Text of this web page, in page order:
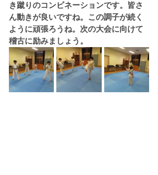
き蹴りのコンビネーションです。皆さ
ん動きが良いですね。この調子が続く
ように頑張ろうね。次の大会に向けて
稽古に励みましょう。